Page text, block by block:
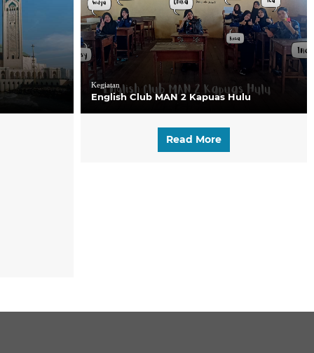
Kegiatan
English Club MAN 2 Kapuas Hulu
Read More